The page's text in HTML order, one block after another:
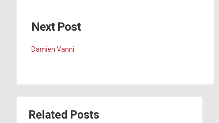
Next Post
Damien Vanni
Related Posts